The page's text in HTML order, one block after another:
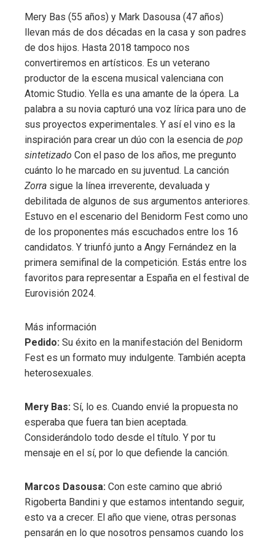
Mery Bas (55 años) y Mark Dasousa (47 años)
llevan más de dos décadas en la casa y son padres
de dos hijos. Hasta 2018 tampoco nos
convertiremos en artísticos. Es un veterano
productor de la escena musical valenciana con
Atomic Studio. Yella es una amante de la ópera. La
palabra a su novia capturó una voz lírica para uno de
sus proyectos experimentales. Y así el vino es la
inspiración para crear un dúo con la esencia de pop
sintetizado Con el paso de los años, me pregunto
cuánto lo he marcado en su juventud. La canción
Zorra sigue la línea irreverente, devaluada y
debilitada de algunos de sus argumentos anteriores.
Estuvo en el escenario del Benidorm Fest como uno
de los proponentes más escuchados entre los 16
candidatos. Y triunfó junto a Angy Fernández en la
primera semifinal de la competición. Estás entre los
favoritos para representar a España en el festival de
Eurovisión 2024.
Más información
Pedido: Su éxito en la manifestación del Benidorm
Fest es un formato muy indulgente. También acepta
heterosexuales.
Mery Bas: Sí, lo es. Cuando envié la propuesta no
esperaba que fuera tan bien aceptada.
Considerándolo todo desde el título. Y por tu
mensaje en el sí, por lo que defiende la canción.
Marcos Dasousa: Con este camino que abrió
Rigoberta Bandini y que estamos intentando seguir,
esto va a crecer. El año que viene, otras personas
pensarán en lo que nosotros pensamos cuando los